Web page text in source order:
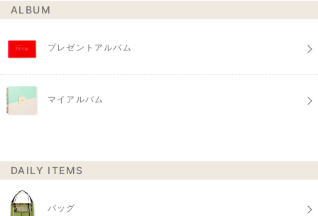
ALBUM
プレゼントアルバム
マイアルバム
DAILY ITEMS
バッグ